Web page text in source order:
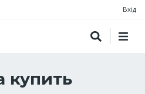
Вхід
купить